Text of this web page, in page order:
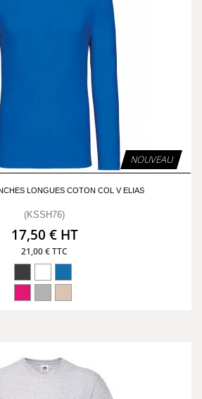
NOUVEAU
LONGUES COTON COL V ELIAS
(KSSH76)
17,50 € HT
21,00 € TTC